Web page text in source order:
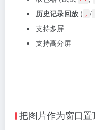
历史记录回放 ( , /
支持多屏
支持高分屏
把图片作为窗口